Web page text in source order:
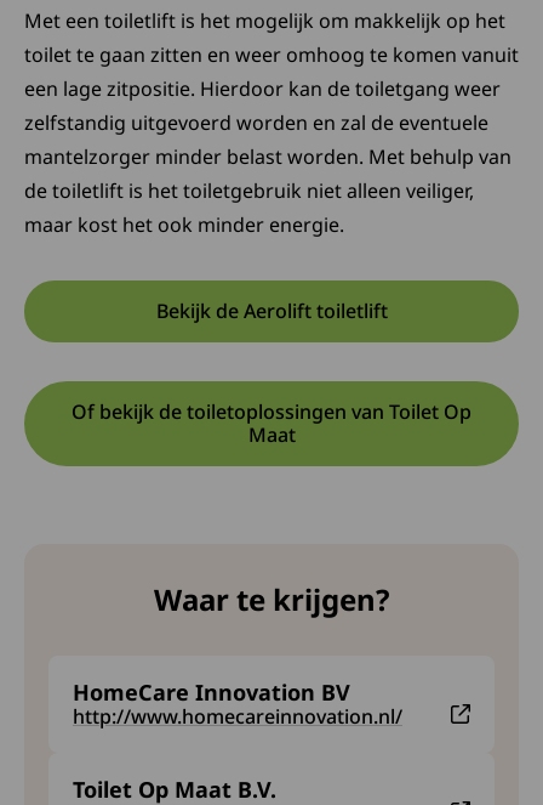
Met een toiletlift is het mogelijk om makkelijk op het
toilet te gaan zitten en weer omhoog te komen vanuit
een lage zitpositie. Hierdoor kan de toiletgang weer
zelfstandig uitgevoerd worden en zal de eventuele
mantelzorger minder belast worden. Met behulp van
de toiletlift is het toiletgebruik niet alleen veiliger,
maar kost het ook minder energie.
Bekijk de Aerolift toiletlift
Opent in een nieuwe tab:
Deze link opent in een nieuw
Of bekijk de toiletoplossingen van Toilet Op
Maat
Opent in een nieuwe tab:
Deze link opent in een nieuw
Waar te krijgen?
HomeCare Innovation BV
http://www.homecareinnovation.nl/
Deze link leidt naar een externe website en opent
Toilet Op Maat B.V.
Deze link leidt naar een externe website en opent